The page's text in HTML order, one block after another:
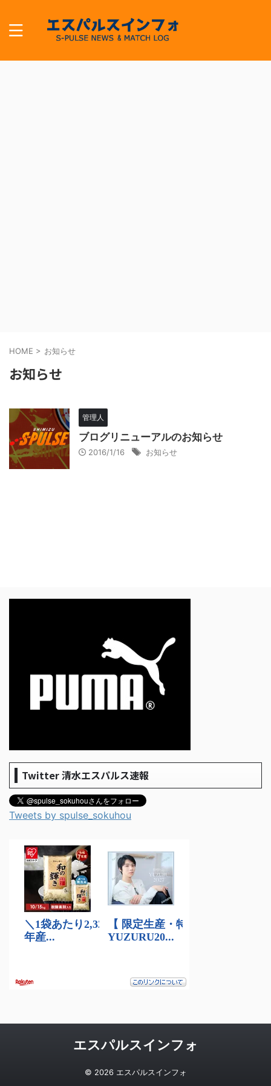
HOME > お知らせ
お知らせ
管理人
ブログリニューアルのお知らせ
2016/1/16 お知らせ
Twitter 清水エスパルス速報
Tweets by spulse_sokuhou
エスパルスインフォ
© 2026 エスパルスインフォ